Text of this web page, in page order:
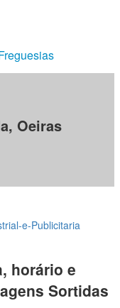
Oeiras
e-Publicitaria
horário e
Sortidas